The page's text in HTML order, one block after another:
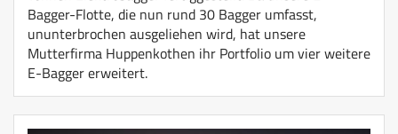
Bagger-Flotte, die nun rund 30 Bagger umfasst,
ununterbrochen ausgeliehen wird, hat unsere
Mutterfirma Huppenkothen ihr Portfolio um vier weitere
E-Bagger erweitert.